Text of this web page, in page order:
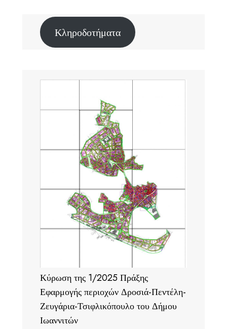
Κληροδοτήματα
Κύρωση της 1/2025 Πράξης
Εφαρμογής περιοχών Δροσιά-Πεντέλη-
Ζευγάρια-Τσιφλικόπουλο του Δήμου
Ιωαννιτών